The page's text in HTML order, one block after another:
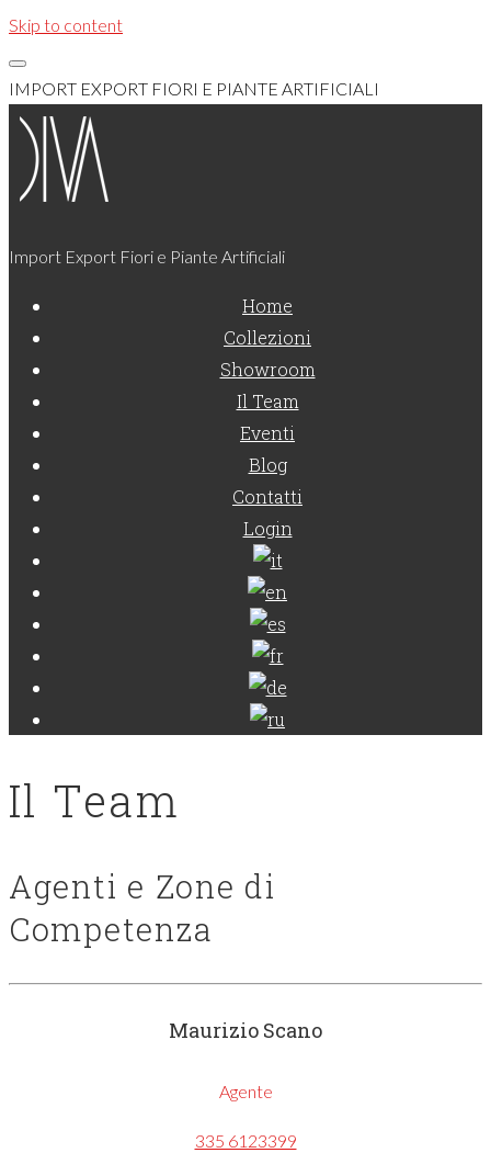
Skip to content
IMPORT EXPORT FIORI E PIANTE ARTIFICIALI
Import Export Fiori e Piante Artificiali
Home
Collezioni
Showroom
Il Team
Eventi
Blog
Contatti
Login
Il Team
Agenti e Zone di
Competenza
Maurizio Scano
Agente
335 6123399